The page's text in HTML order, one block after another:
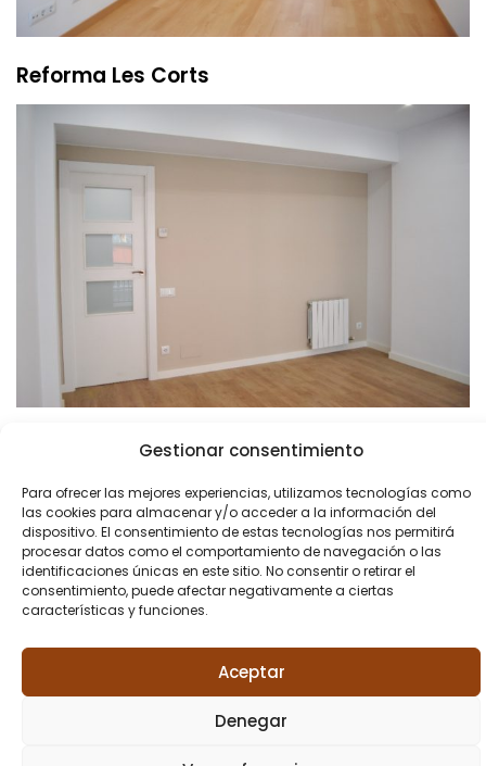
Gestionar consentimiento
Para ofrecer las mejores experiencias, utilizamos tecnologías como
las cookies para almacenar y/o acceder a la información del
dispositivo. El consentimiento de estas tecnologías nos permitirá
procesar datos como el comportamiento de navegación o las
identificaciones únicas en este sitio. No consentir o retirar el
consentimiento, puede afectar negativamente a ciertas
características y funciones.
Aceptar
Denegar
Reforma Les Corts
Reforma Industria